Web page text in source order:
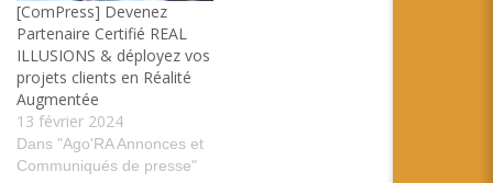
[ComPress] Devenez
Partenaire Certifié REAL
ILLUSIONS & déployez vos
projets clients en Réalité
Augmentée
13 février 2024
Dans "Ago'RA Annonces et
Communiqués de presse"